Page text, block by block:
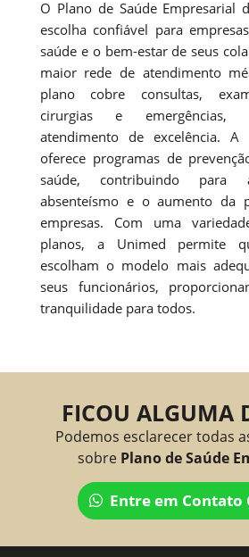
O Plano de Saúde Empresarial
escolha confiável para
saúde e o bem-estar de seus
maior rede de atendimento
plano cobre consultas,
cirurgias e emergências,
atendimento de excelência. A
oferece programas de
saúde, contribuindo
absenteísmo e o aumento da
empresas. Com uma
planos, a Unimed permite
escolham o modelo mais
seus funcionários,
tranquilidade para todos.
FICOU ALGUMA
Podemos esclarecer todas
sobre Plano de Saúde
Entre em Contato